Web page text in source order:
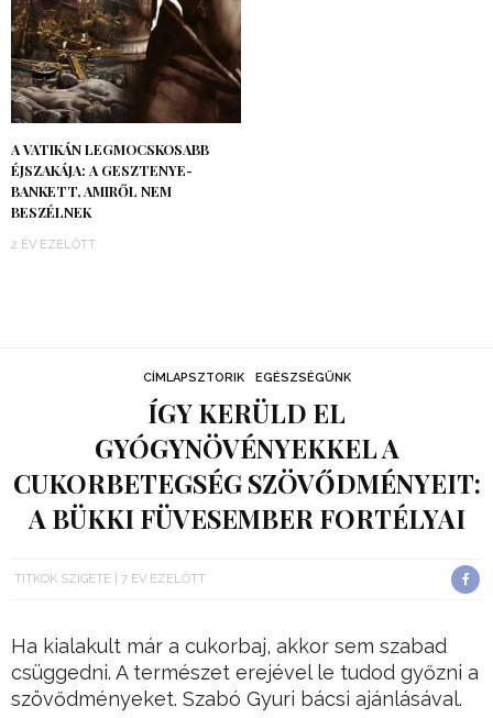
A VATIKÁN LEGMOCSKOSABB
ÉJSZAKÁJA: A GESZTENYE-
BANKETT, AMIRŐL NEM
BESZÉLNEK
2 ÉV EZELŐTT
CÍMLAPSZTORIK EGÉSZSÉGÜNK
ÍGY KERÜLD EL
GYÓGYNÖVÉNYEKKEL A
CUKORBETEGSÉG SZÖVŐDMÉNYEIT:
A BÜKKI FÜVESEMBER FORTÉLYAI
TITKOK SZIGETE 7 ÉV EZELŐTT
Ha kialakult már a cukorbaj, akkor sem szabad
csüggedni. A természet erejével le tudod győzni a
szövődményeket. Szabó Gyuri bácsi ajánlásával.